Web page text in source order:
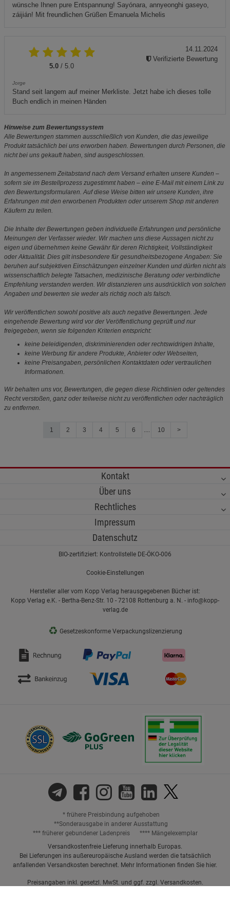
wünsche Ihnen pure Entspannung! Sayónara, annyeonghi gaseyo,
záijián! Mit freundlichen Grüßen Emanuela Michelis
5.0 / 5.0
Jorge
Stand seit langem auf meiner Merkliste. Jetzt habe ich dieses tolle
Buch endlich in meinen Händen
14.11.2024
Verifizierte Bewertung
Hinweise zum Bewertungssystem
Alle Bewertungen stammen ausschließlich von Kunden, die das jeweilige
Produkt tatsächlich bei uns erworben haben. Bewertungen durch Personen, die
nicht bei uns gekauft haben, sind ausgeschlossen.
In angemessenem Zeitabstand nach dem Versand erhalten unsere Kunden –
sofern sie im Bestellprozess zugestimmt haben – eine E-Mail mit einem Link zu
den Bewertungsformularen. Auf diese Weise bitten wir unsere Kunden, ihre
Erfahrungen mit den erworbenen Produkten oder unserem Shop mit anderen
Käufern zu teilen.
Die Inhalte der Bewertungen geben individuelle Erfahrungen und persönliche
Meinungen der Verfasser wieder. Wir machen uns diese Aussagen nicht zu
eigen und übernehmen keine Gewähr für deren Richtigkeit, Vollständigkeit
oder Aktualität. Dies gilt insbesondere für gesundheitsbezogene Angaben: Sie
beruhen auf subjektiven Einschätzungen einzelner Kunden und dürfen nicht als
wissenschaftlich belegte Tatsachen, medizinische Beratung oder verbindliche
Empfehlung verstanden werden. Wir distanzieren uns ausdrücklich von solchen
Angaben und bewerten sie weder als richtig noch als falsch.
Wir veröffentlichen sowohl positive als auch negative Bewertungen. Jede
eingehende Bewertung wird vor der Veröffentlichung geprüft und nur
freigegeben, wenn sie folgenden Kriterien entspricht:
keine beleidigenden, diskriminierenden oder rechtswidrigen Inhalte,
keine Werbung für andere Produkte, Anbieter oder Webseiten,
keine Preisangaben, persönlichen Kontaktdaten oder vertraulichen
Informationen.
Wir behalten uns vor, Bewertungen, die gegen diese Richtlinien oder geltendes
Recht verstoßen, ganz oder teilweise nicht zu veröffentlichen oder nachträglich
zu entfernen.
1 2 3 4 5 6 10 >
Kontakt
Über uns
Rechtliches
Impressum
Datenschutz
BIO-zertifiziert: Kontrollstelle DE-ÖKO-006
Cookie-Einstellungen
Hersteller aller vom Kopp Verlag herausgegebenen Bücher ist:
Kopp Verlag e.K. - Bertha-Benz-Str. 10 - 72108 Rottenburg a. N. - info@kopp-
verlag.de
♻ Gesetzeskonforme Verpackungslizenzierung
* frühere Preisbindung aufgehoben
**Sonderausgabe in anderer Ausstattung
*** früherer gebundener Ladenpreis
**** Mängelexemplar
Versandkostenfreie Lieferung innerhalb Europas.
Bei Lieferungen ins außereuropäische Ausland werden die tatsächlich
anfallenden Versandkosten berechnet. Mehr Informationen finden Sie hier.
Preisangaben inkl. gesetzl. MwSt. und ggf. zzgl. Versandkosten.